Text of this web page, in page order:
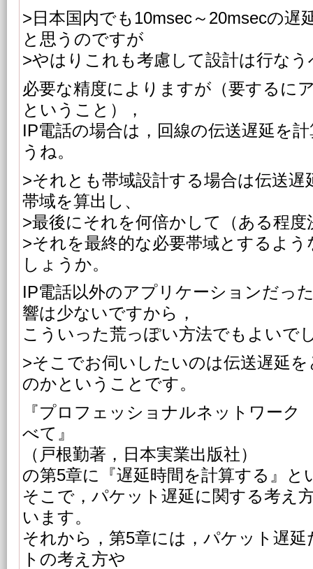
>日本国内でも10msec～20msecの遅
と思うのですが
>やはりこれも考慮して設計は行な
必要な精度によりますが（要するに
ということ），
IP電話の場合は，回線の伝送遅延を
うね。
>それとも帯域設計する場合は伝送遅
帯域を算出し、
>最後にそれを何倍かして（ある程
>それを最終的な必要帯域とするよ
しょうか。
IP電話以外のアプリケーションだっ
響は少ないですから，
こういった荒っぽい方法でもよいで
>そこでお伺いしたいのは伝送遅延
のかということです。
『プロフェッショナルネットワー
べて』
（戸根勤著，日本実業出版社）
の第5章に『遅延時間を計算する』
そこで，パケット遅延に関する考え
います。
それから，第5章には，パケット遅
トの考え方や